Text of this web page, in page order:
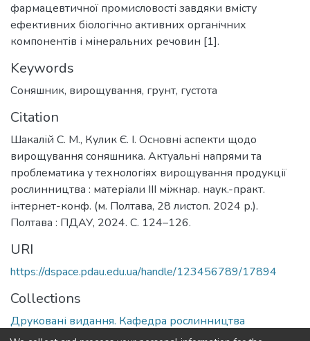
фармацевтичної промисловості завдяки вмісту
ефективних біологічно активних органічних
компонентів і мінеральних речовин [1].
Keywords
Соняшник, вирощування, грунт, густота
Citation
Шакалій С. М., Кулик Є. І. Основні аспекти щодо
вирощування соняшника. Актуальні напрями та
проблематика у технологіях вирощування продукції
рослинництва : матеріали III міжнар. наук.-практ.
інтернет-конф. (м. Полтава, 28 листоп. 2024 р.).
Полтава : ПДАУ, 2024. С. 124–126.
URI
https://dspace.pdau.edu.ua/handle/123456789/17894
Collections
Друковані видання. Кафедра рослинництва